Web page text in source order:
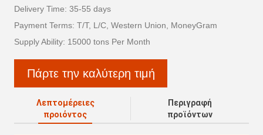
Delivery Time: 35-55 days
Payment Terms: T/T, L/C, Western Union, MoneyGram
Supply Ability: 15000 tons Per Month
Πάρτε την καλύτερη τιμή
Λεπτομέρειες
προιόντος
Περιγραφή
προϊόντων